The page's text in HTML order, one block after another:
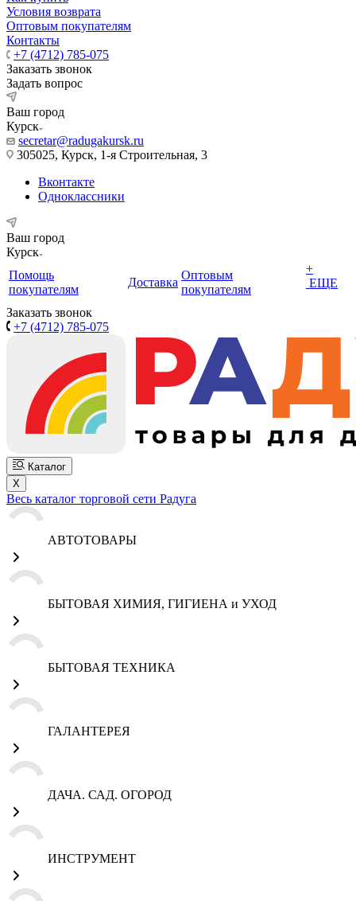
Условия возврата
Оптовым покупателям
Контакты
+7 (4712) 785-075
Заказать звонок
Задать вопрос
Ваш город
Курск
secretar@radugakursk.ru
305025, Курск, 1-я Строительная, 3
Вконтакте
Одноклассники
Ваш город
Курск
Помощь
покупателям
Доставка
Оптовым
покупателям
+
ЕЩЕ
Заказать звонок
+7 (4712) 785-075
Каталог
X
Весь каталог торговой сети Радуга
АВТОТОВАРЫ
БЫТОВАЯ ХИМИЯ, ГИГИЕНА и УХОД
БЫТОВАЯ ТЕХНИКА
ГАЛАНТЕРЕЯ
ДАЧА. САД. ОГОРОД
ИНСТРУМЕНТ